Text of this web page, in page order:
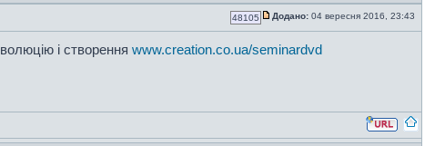
48105 Додано: 04 вересня 2016, 23:43
і створення www.creation.co.ua/seminardvd